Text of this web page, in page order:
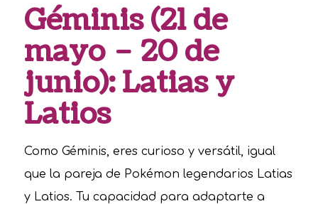
Géminis (21 de
mayo – 20 de
junio): Latias y
Latios
Como Géminis, eres curioso y versátil, igual
que la pareja de Pokémon legendarios Latias
y Latios. Tu capacidad para adaptarte a